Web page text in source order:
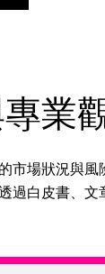
業
市場狀況與風
過白皮書、文